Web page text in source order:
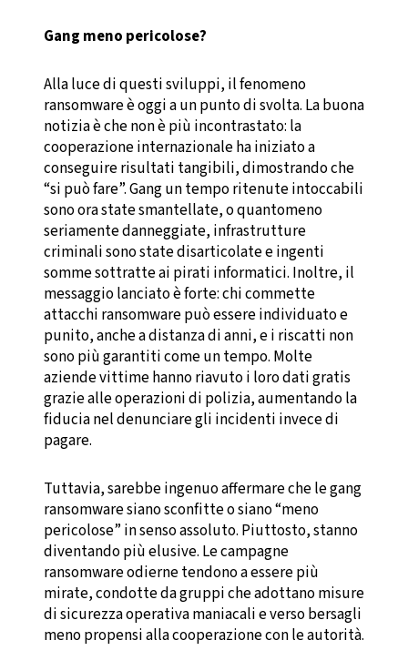
Gang meno pericolose?
Alla luce di questi sviluppi, il fenomeno
ransomware è oggi a un punto di svolta. La buona
notizia è che non è più incontrastato: la
cooperazione internazionale ha iniziato a
conseguire risultati tangibili, dimostrando che
“si può fare”. Gang un tempo ritenute intoccabili
sono ora state smantellate, o quantomeno
seriamente danneggiate, infrastrutture
criminali sono state disarticolate e ingenti
somme sottratte ai pirati informatici. Inoltre, il
messaggio lanciato è forte: chi commette
attacchi ransomware può essere individuato e
punito, anche a distanza di anni, e i riscatti non
sono più garantiti come un tempo. Molte
aziende vittime hanno riavuto i loro dati gratis
grazie alle operazioni di polizia, aumentando la
fiducia nel denunciare gli incidenti invece di
pagare.
Tuttavia, sarebbe ingenuo affermare che le gang
ransomware siano sconfitte o siano “meno
pericolose” in senso assoluto. Piuttosto, stanno
diventando più elusive. Le campagne
ransomware odierne tendono a essere più
mirate, condotte da gruppi che adottano misure
di sicurezza operativa maniacali e verso bersagli
meno propensi alla cooperazione con le autorità.